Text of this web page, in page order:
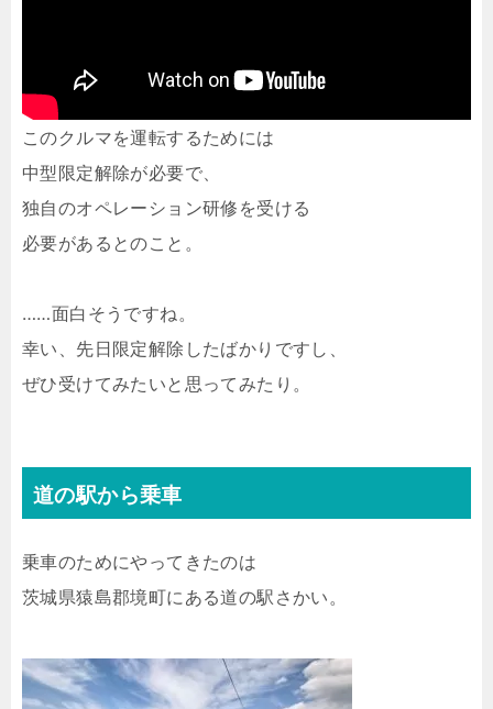
このクルマを運転するためには
中型限定解除が必要で、
独自のオペレーション研修を受ける
必要があるとのこと。
……面白そうですね。
幸い、先日限定解除したばかりですし、
ぜひ受けてみたいと思ってみたり。
道の駅から乗車
乗車のためにやってきたのは
茨城県猿島郡境町にある道の駅さかい。